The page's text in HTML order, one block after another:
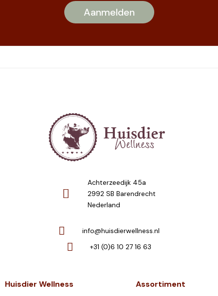
Achterzeedijk 45a
2992 SB Barendrecht
Nederland
info@huisdierwellness.nl
+31 (0)6 10 27 16 63
Huisdier Wellness
Assortiment